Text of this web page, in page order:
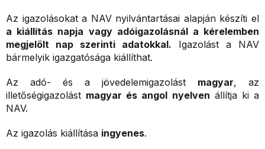
Az igazolásokat a NAV nyilvántartásai alapján készíti el
a kiállítás napja vagy adóigazolásnál a kérelemben
megjelölt nap szerinti adatokkal. Igazolást a NAV
bármelyik igazgatósága kiállíthat.
Az adó- és a jövedelemigazolást magyar, az
illetőségigazolást magyar és angol nyelven állítja ki a
NAV.
Az igazolás kiállítása ingyenes.